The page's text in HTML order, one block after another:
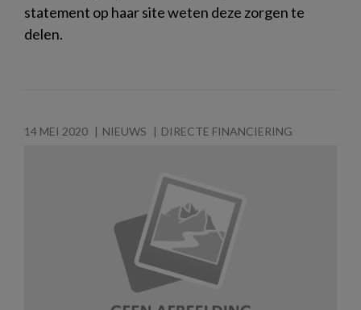
statement op haar site weten deze zorgen te
delen.
14 MEI 2020 NIEUWS DIRECTE FINANCIERING